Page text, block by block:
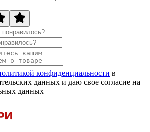
конфиденциальности в
данных и даю свое согласие на
данных